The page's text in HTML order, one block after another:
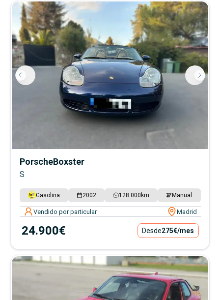
PorscheBoxster
S
Gasolina 2002 128.000 km Manual
Vendido por particular Madrid
24.900€ Desde275€/mes